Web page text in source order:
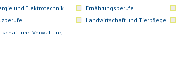
und Elektrotechnik Ernährungsberufe
Landwirtschaft und Tierpflege
und Verwaltung